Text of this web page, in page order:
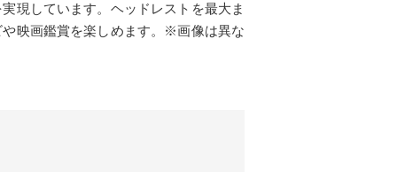
現しています。ヘッドレストを最大ま
映画鑑賞を楽しめます。※画像は異な